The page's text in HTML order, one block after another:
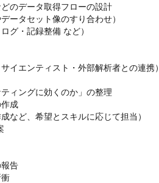
のデータ取得フローの設計
ータセット像のすり合わせ）
グ・記録整備 など）
イエンティスト・外部解析者との連携）
ィングに効くのか」の整理
成
など、希望とスキルに応じて担当）
告